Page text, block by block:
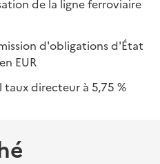
de la ligne ferroviaire
d'obligations d'État
EUR
directeur à 5,75 %